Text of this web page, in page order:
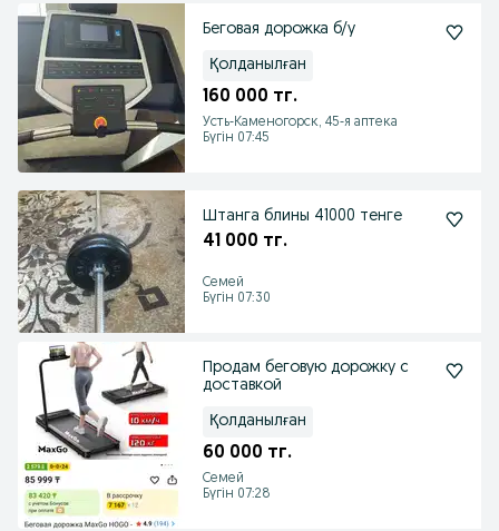
Беговая дорожка б/у
Қолданылған
160 000 тг.
Усть-Каменогорск, 45-я аптека
Бүгін 07:45
Штанга блины 41000 тенге
41 000 тг.
Семей
Бүгін 07:30
Продам беговую дорожку с
доставкой
Қолданылған
60 000 тг.
Семей
Бүгін 07:28